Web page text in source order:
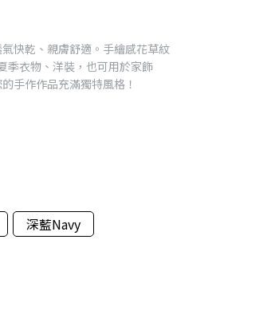
快乾、親膚舒適。手繪感花草紋
季衣物、洋裝，也可用於家飾
手作作品充滿獨特風格！
深藍Navy